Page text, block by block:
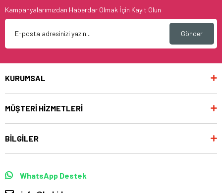
Kampanyalarımızdan Haberdar Olmak İçin Kayıt Olun
Gönder
KURUMSAL
MÜŞTERİ HİZMETLERİ
BİLGİLER
WhatsApp Destek